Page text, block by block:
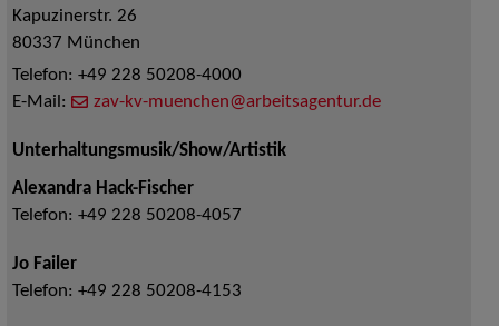
Kapuzinerstr. 26
80337 München
Telefon: +49 228 50208-4000
E-Mail:
zav-kv-muenchen@arbeitsagentur.de
Unterhaltungsmusik/Show/Artistik
Alexandra Hack-Fischer
Telefon: +49 228 50208-4057
Jo Failer
Telefon: +49 228 50208-4153